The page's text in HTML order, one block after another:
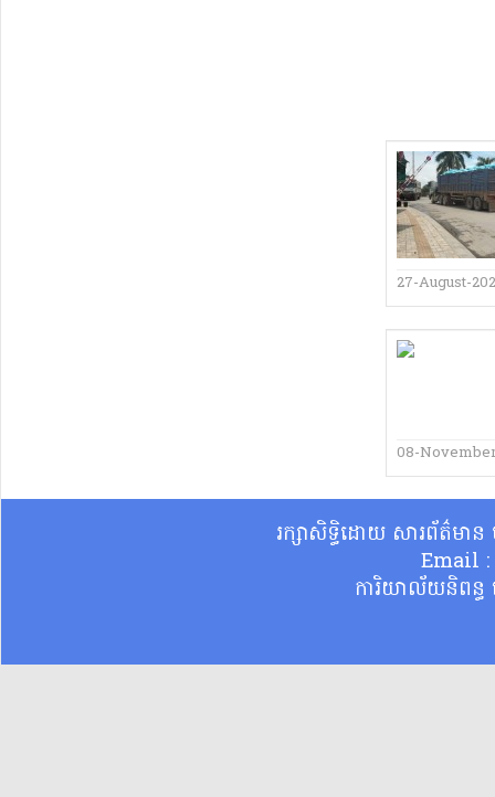
27-August-
08-
រក្សាសិទ្ធិដោយ សារព័ត៌មា
Email
ការិយាល័យនិពន្ធ